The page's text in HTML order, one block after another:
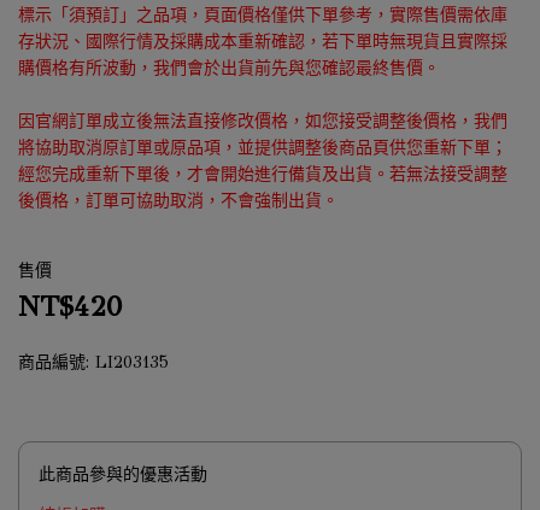
標示「須預訂」之品項，頁面價格僅供下單參考，實際售價需依庫
存狀況、國際行情及採購成本重新確認，若下單時無現貨且實際採
購價格有所波動，我們會於出貨前先與您確認最終售價。
因官網訂單成立後無法直接修改價格，如您接受調整後價格，我們
將協助取消原訂單或原品項，並提供調整後商品頁供您重新下單；
經您完成重新下單後，才會開始進行備貨及出貨。若無法接受調整
後價格，訂單可協助取消，不會強制出貨。
售價
NT$420
商品編號: LI203135
此商品參與的優惠活動